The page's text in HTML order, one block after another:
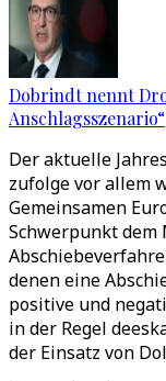
Dobrindt nennt
Anschlagsszenario“
Der aktuelle
zufolge vor allem
Gemeinsamen
Schwerpunkt dem
denen eine
positive und
in der Regel
der Einsatz von